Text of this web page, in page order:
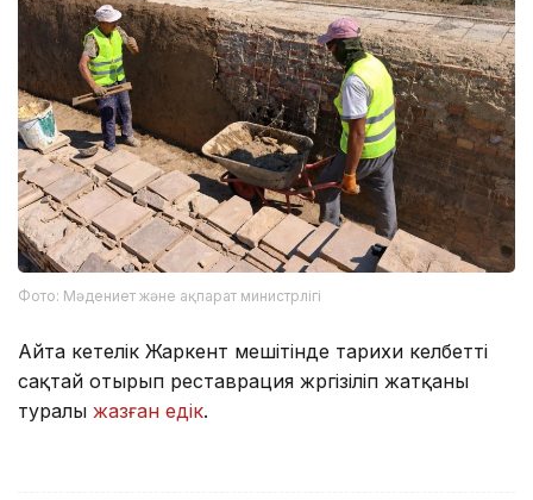
Фото: Мәдениет және ақпарат министрлігі
Айта кетелік Жаркент мешітінде тарихи келбетті
сақтай отырып реставрация жүргізіліп жатқаны
туралы жазған едік.